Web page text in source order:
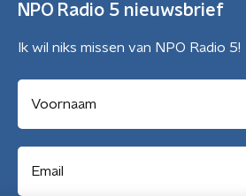
NPO Radio 5 nieuwsbrief
Ik wil niks missen van NPO Radio 5!